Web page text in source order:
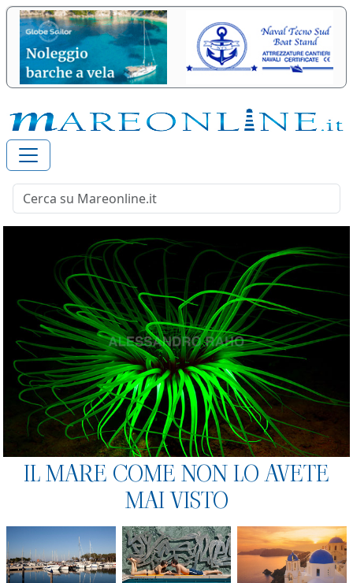
IL MARE COME NON LO AVETE
MAI VISTO